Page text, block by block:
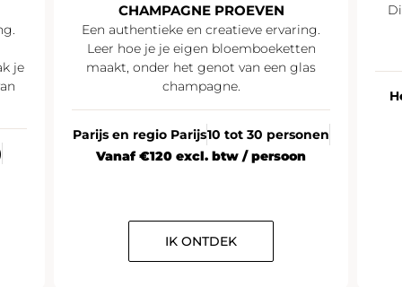
je
CHAMPAGNE PROEVEN
Een authentieke en creatieve ervaring.
Leer hoe je je eigen bloemboeketten
maakt, onder het genot van een glas
champagne.
Parijs en regio Parijs10 tot 30 personen
Vanaf €120 excl. btw / persoon
IK ONTDEK